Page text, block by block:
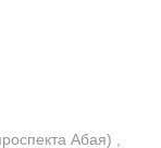
Абая) ,